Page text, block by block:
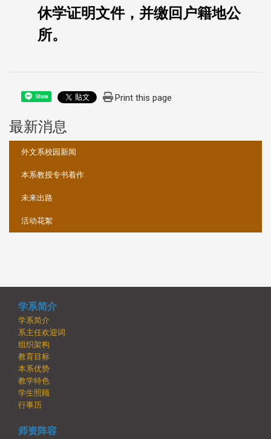
休学证明文件，并缴回户籍地公
所。
Share Print this page
最新消息
外文系校园新闻
本系教授专书着作
未来出路
活动花絮
学系简介
学系简介
系主任欢迎词
组织架构
教育目标
本系优势
教学特色
学生照顾
行事历
师资阵容